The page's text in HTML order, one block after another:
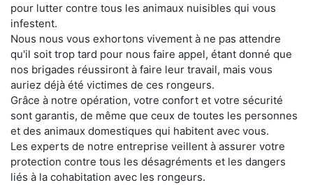
pour lutter contre tous les animaux nuisibles qui vous
infestent.
Nous nous vous exhortons vivement à ne pas attendre
qu'il soit trop tard pour nous faire appel, étant donné que
nos brigades réussiront à faire leur travail, mais vous
auriez déjà été victimes de ces rongeurs.
Grâce à notre opération, votre confort et votre sécurité
sont garantis, de même que ceux de toutes les personnes
et des animaux domestiques qui habitent avec vous.
Les experts de notre entreprise veillent à assurer votre
protection contre tous les désagréments et les dangers
liés à la cohabitation avec les rongeurs.